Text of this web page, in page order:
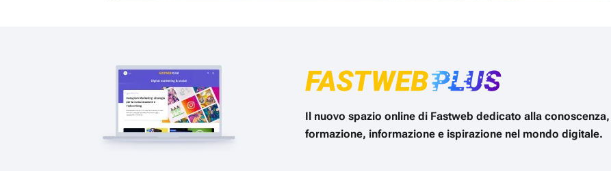
Il nuovo spazio online di Fastweb dedicato alla conoscenza,
formazione, informazione e ispirazione nel mondo digitale.